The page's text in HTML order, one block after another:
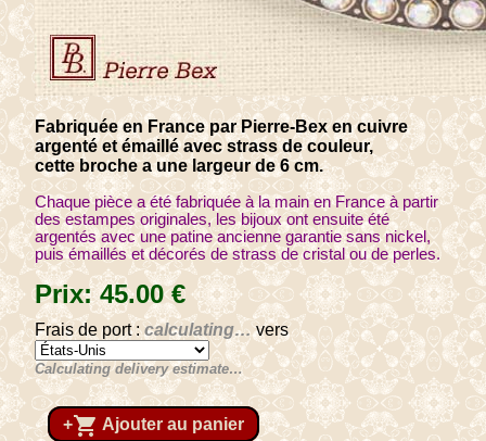
Fabriquée en France par Pierre-Bex en cuivre
argenté et émaillé avec strass de couleur,
cette broche a une largeur de 6 cm.
Chaque pièce a été fabriquée à la main en France à partir
des estampes originales, les bijoux ont ensuite été
argentés avec une patine ancienne garantie sans nickel,
puis émaillés et décorés de strass de cristal ou de perles.
Prix:45.00€
Frais de port :calculating…vers
Calculating delivery estimate…
+shopping_cart Ajouter au panier